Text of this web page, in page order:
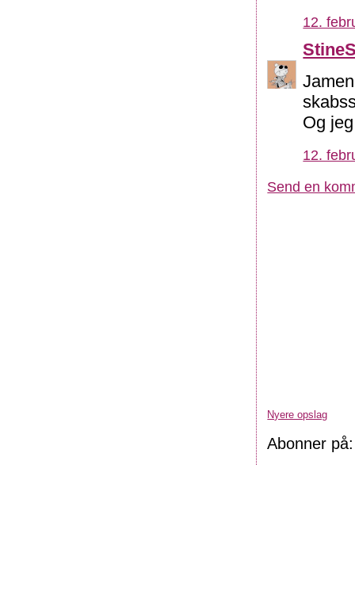
12.
Og
12.
Send en
Nyere opslag
Abonner